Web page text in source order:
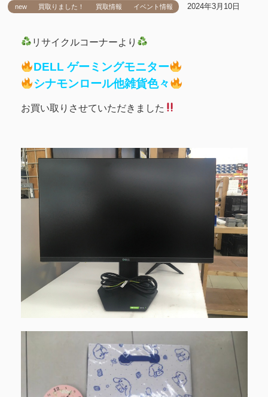
new 買取りました！ 買取情報 イベント情報 2024年3月10日
リサイクルコーナーより
DELL ゲーミングモニター
シナモンロール他雑貨色々
お買い取りさせていただきました